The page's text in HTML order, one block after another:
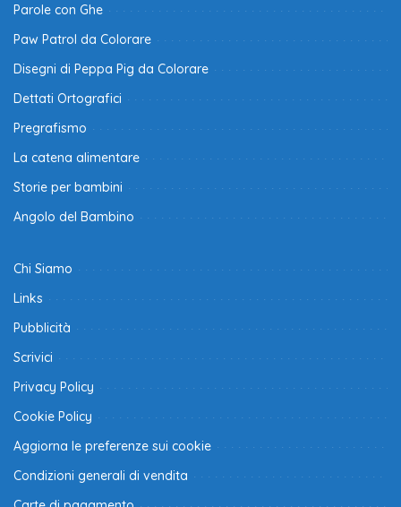
Parole con Ghe
Paw Patrol da Colorare
Disegni di Peppa Pig da Colorare
Dettati Ortografici
Pregrafismo
La catena alimentare
Storie per bambini
Angolo del Bambino
Chi Siamo
Links
Pubblicità
Scrivici
Privacy Policy
Cookie Policy
Aggiorna le preferenze sui cookie
Condizioni generali di vendita